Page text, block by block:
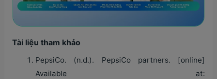
Tài liệu tham khảo
PepsiCo. (n.d.). PepsiCo partners. [online]
Available at: